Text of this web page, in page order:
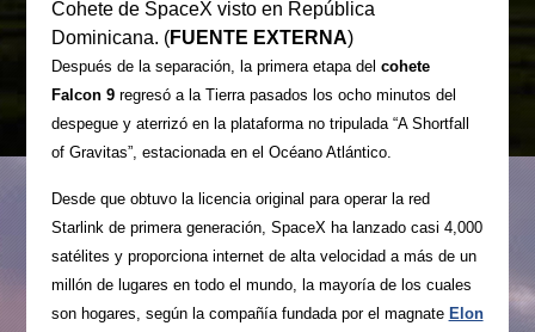
Cohete de SpaceX visto en República
Dominicana. (FUENTE EXTERNA)
Después de la separación, la primera etapa del cohete
Falcon 9regresó a la Tierra pasados los ocho minutos del
despegue y aterrizó en la plataforma no tripulada “A Shortfall
of Gravitas”, estacionada en el Océano Atlántico.
Desde que obtuvo la licencia original para operar la red
Starlink de primera generación, SpaceX ha lanzado casi 4,000
satélites y proporciona internet de alta velocidad a más de un
millón de lugares en todo el mundo, la mayoría de los cuales
son hogares, según la compañía fundada por el magnate Elon